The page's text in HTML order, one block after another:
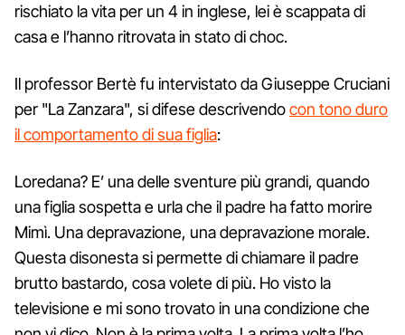
rischiato la vita per un 4 in inglese, lei è scappata di
casa e l’hanno ritrovata in stato di choc.
Il professor Bertè fu intervistato da Giuseppe Cruciani
per "La Zanzara", si difese descrivendocon tono duro
il comportamento di sua figlia:
Loredana? E’ una delle sventure più grandi, quando
una figlia sospetta e urla che il padre ha fatto morire
Mimì. Una depravazione, una depravazione morale.
Questa disonesta si permette di chiamare il padre
brutto bastardo, cosa volete di più. Ho visto la
televisione e mi sono trovato in una condizione che